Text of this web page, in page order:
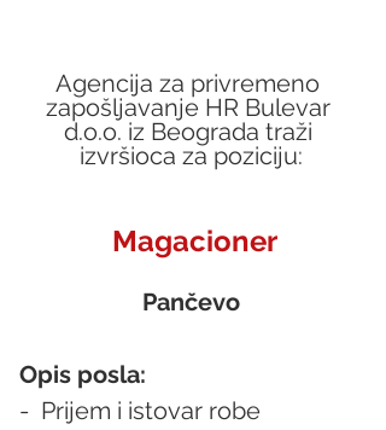
Agencija za privremeno
zapošljavanje HR Bulevar
d.o.o. iz Beograda traži
izvršioca za poziciju:
Magacioner
Pančevo
Opis posla:
-  Prijem i istovar robe